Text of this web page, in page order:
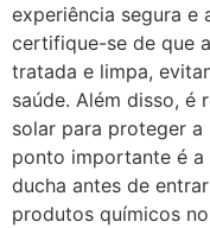
experiência segura e
certifique-se de que
tratada e limpa,
saúde. Além disso,
solar para proteger a
ponto importante é a
ducha antes de
produtos químicos